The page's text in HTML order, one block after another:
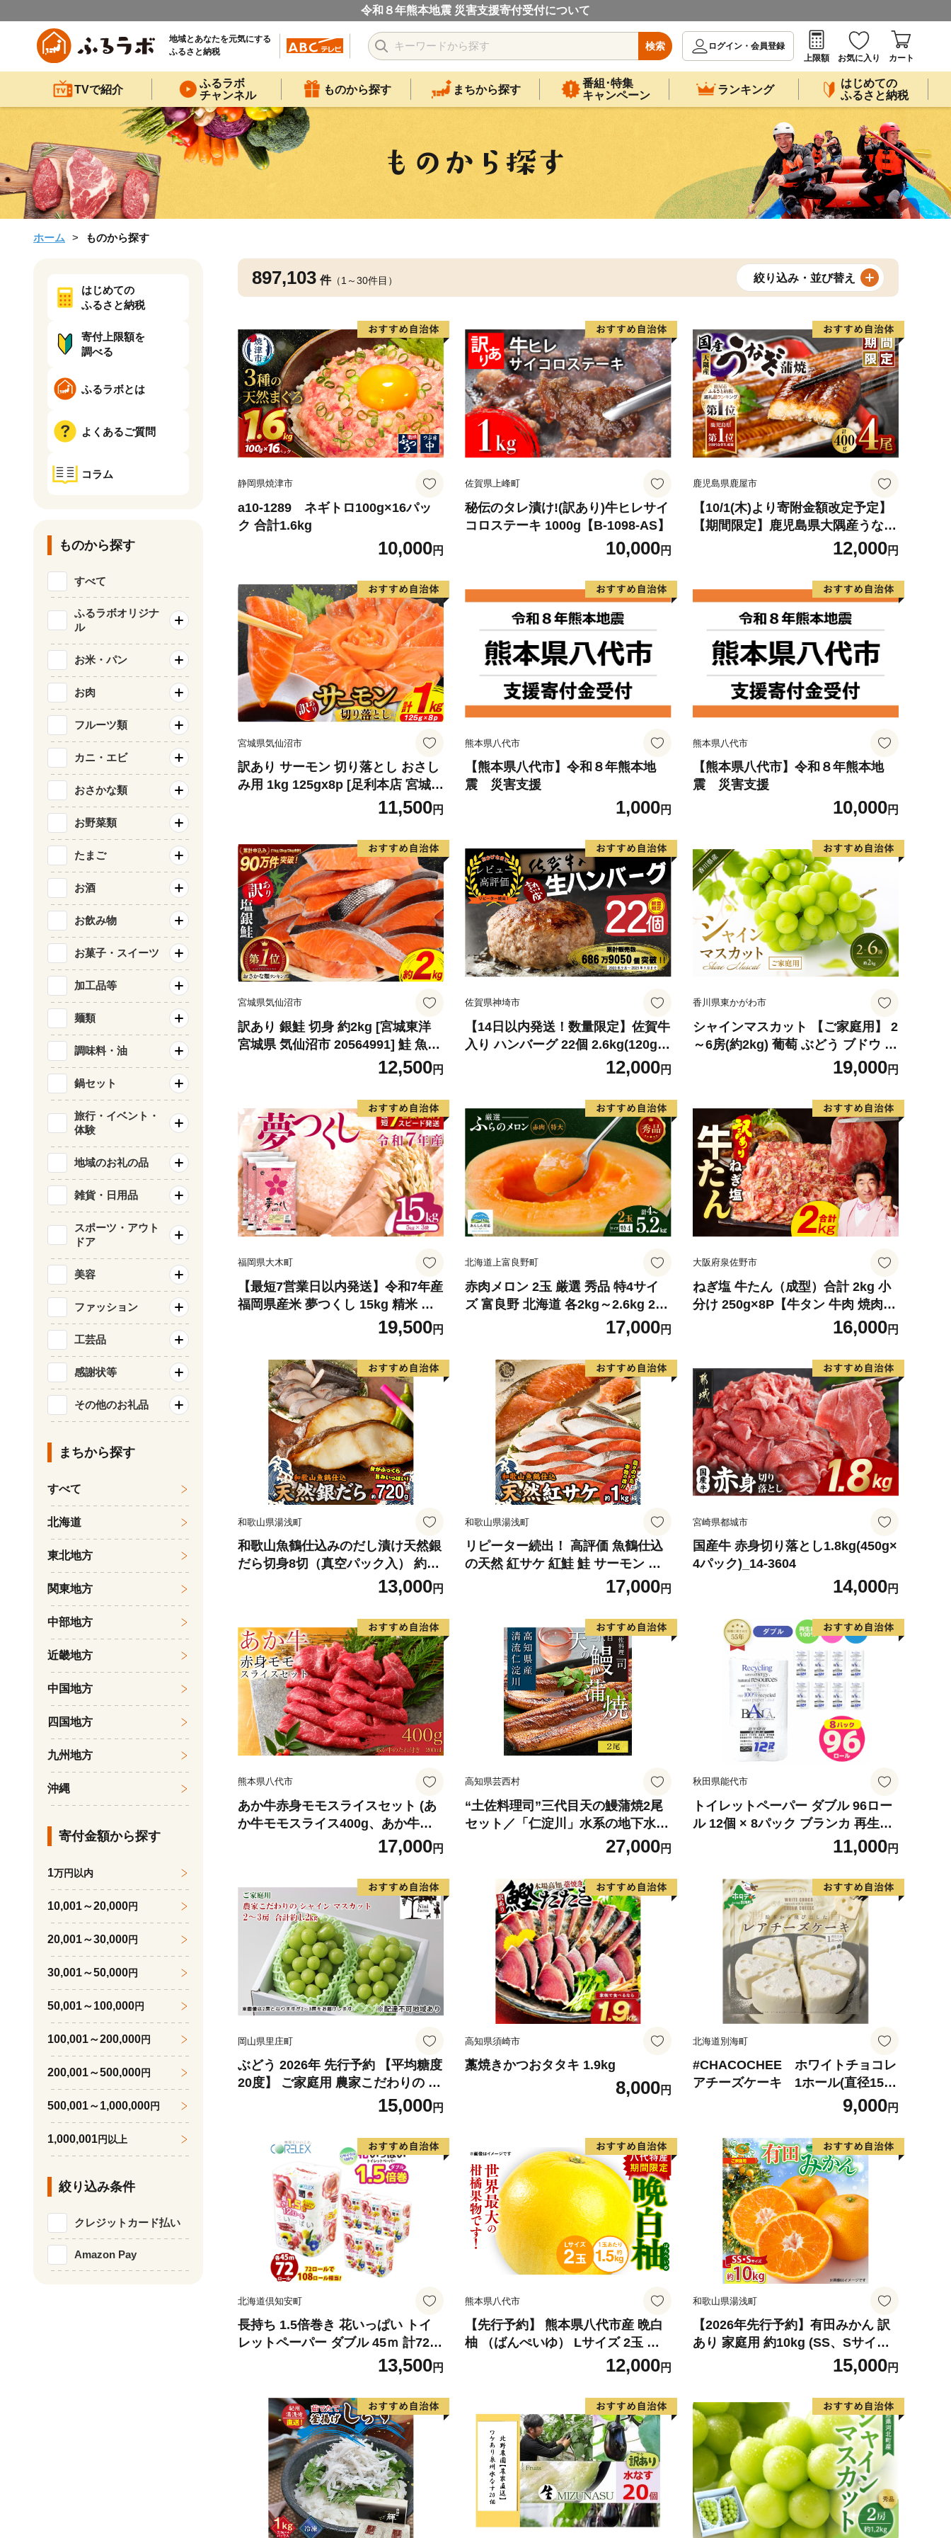
令和８年熊本地震 災害支援寄付受付について
地域とあなたを元気にする
ふるさと納税
検索
ログイン・会員登録
上限額
お気に入り カート
TVで紹介
ふるラボ
チャンネル
ものから探す まちから探す
番組･特集
キャンペーン
ランキング
はじめての
ふるさと納税
ホーム ものから探す
897,103 件（1～30件目） 絞り込み・並び替え
静岡県焼津市
a10-1289 ネギトロ100g×16パッ
ク 合計1.6kg
10,000円
佐賀県上峰町
秘伝のタレ漬け!(訳あり)牛ヒレサイ
コロステーキ 1000g【B-1098-AS】
10,000円
鹿児島県鹿屋市
【10/1(木)より寄附金額改定予定】
【期間限定】鹿児島県大隅産うなぎ
蒲焼4尾（400g） KN007-023
12,000円
宮城県気仙沼市
訳あり サーモン 切り落とし おさし
み用 1kg 125gx8p [足利本店 宮城県
気仙沼市 20564313] 魚 魚介類 鮭 お
刺し身 刺し身 刺身 生 生食 個包装
チリ銀鮭 銀鮭 海鮮 海鮮丼 魚介
11,500円
熊本県八代市
【熊本県八代市】令和８年熊本地
震 災害支援
1,000円
熊本県八代市
【熊本県八代市】令和８年熊本地
震 災害支援
10,000円
宮城県気仙沼市
訳あり 銀鮭 切身 約2kg [宮城東洋
宮城県 気仙沼市 20564991] 鮭 魚介
類 海鮮 訳アリ 規格外 不揃い さけ
サケ 鮭切身 シャケ 切り身 冷凍 家
庭用 おかず 弁当 支援 サーモン 銀
鮭切り身 魚 わけあり
12,500円
佐賀県神埼市
【14日以内発送！数量限定】佐賀牛
入り ハンバーグ 22個 2.6kg(120g×
22個)【佐賀牛 黒毛和牛 ブランド牛
九州 ハンバーグ 牛肉 豚肉 国産 お
弁当 おかず 惣菜 おすすめ 人気】(H
083106)
12,000円
香川県東かがわ市
シャインマスカット 【ご家庭用】 2
～6房(約2kg) 葡萄 ぶどう ブドウ フ
ルーツ 果物 くだもの 果実 旬の果物
旬のフルーツ 香川 香川県 東かがわ
19,000円
福岡県大木町
【最短7営業日以内発送】令和7年産
福岡県産米 夢つくし 15kg 精米 ※
北海道・沖縄・離島は配送不可
19,500円
北海道上富良野町
赤肉メロン 2玉 厳選 秀品 特4サイ
ズ 富良野 北海道 各2kg～2.6kg 2玉
セット ファーム富良野 メロン めろ
ん 果物 くだもの フルーツ デザート
旬の果物 旬のフルーツ
17,000円
大阪府泉佐野市
ねぎ塩 牛たん（成型）合計 2kg 小
分け 250g×8P【牛タン 牛肉 焼肉用
薄切り 訳あり サイズ不揃い】
16,000円
和歌山県湯浅町
和歌山魚鶴仕込みのだし漬け天然銀
だら切身8切（真空パック入） 約72
0g 小分け 独自製法 良質な脂 ふっ
くら 柔らかい 身質 甘み 旨味 白身
魚のトロ 梅酒 北海道南産 真こんぶ
だし漬け 煮付け ムニエル 味噌漬け
鍋物 冷凍 湯浅町 送料無料_G7334
13,000円
和歌山県湯浅町
リピーター続出！ 高評価 魚鶴仕込
の天然 紅サケ 紅鮭 鮭 サーモン 切
身 切り身 約1kg レビュー高評価 小
分け 真空パック 梅酒 真昆布 使用
だし まろやか 天然 鮭 魚 海の幸 海
鮮 魚介 食品 食べ物 おかず お弁当
水産加工品 冷凍 グルメ お取り寄せ
和歌山県 湯浅町 送料無料_G7317
17,000円
宮崎県都城市
国産牛 赤身切り落とし1.8kg(450g×
4パック)_14-3604
14,000円
熊本県八代市
あか牛赤身モモスライスセット (あ
か牛モモスライス400g、あか牛の
17,000円
高知県芸西村
“土佐料理司”三代目天の鰻蒲焼2尾
セット／「仁淀川」水系の地下水使
用 完全無投薬養殖 国産・高知県産
〈高知市共通返礼品〉うなぎ 真空
パック （ウナギう・たれセット）
27,000円
秋田県能代市
トイレットペーパー ダブル 96ロー
ル 12個 × 8パック ブランカ 再生紙
100％ 芯あり 日用品 消耗品 無香料
生活用品 備蓄 秋田県 能代市 送料無
料 《能代製紙》
11,000円
岡山県里庄町
ぶどう 2026年 先行予約 【平均糖度
20度】 ご家庭用 農家こだわりの シ
ャイン マスカット 2～3房 合計約1.
2kg ブドウ 葡萄 岡山県産 国産 フル
ーツ 果物 【 Nini farm 農家 直送 】
15,000円
高知県須崎市
藁焼きかつおタタキ 1.9kg
8,000円
北海道別海町
#CHACOCHEE ホワイトチョコレ
アチーズケーキ 1ホール(直径15c
m)（北海道,別海町,チーズ,ちーず,
チーズケーキ,ふるさと納税）
9,000円
北海道倶知安町
長持ち 1.5倍巻き 花いっぱい トイ
レットペーパー ダブル 45ｍ 計72ロ
ール 全18種 花柄 プリント ハーブ
香り付き 日本製 まとめ買い 防災 常
備品 ペーパー エコ 日用雑貨 消耗品
備蓄 送料無料 北海道 倶知安町 日用
13,500円
熊本県八代市
【先行予約】 熊本県八代市産 晩白
柚 （ばんぺいゆ） Lサイズ 2玉 柑
橘 みかん 果物 くだもの フルーツ
おやつ 特産 熊本県 八代市 【2026
年12月上旬より順次発送】
12,000円
和歌山県湯浅町
【2026年先行予約】有田みかん 訳
あり 家庭用 約10kg (SS、Sサイズ)
みかん 温州みかん フルーツ 柑橘 果
物 果実 ジューシー 人気 国産 食べ
物 和歌山県 湯浅町 送料無料_ZJ60
98
15,000円
はじめての
ふるさと納税
寄付上限額を
調べる
ふるラボとは
よくあるご質問
コラム
ものから探す
すべて
ふるラボオリジナ
ル
お米・パン
お肉
フルーツ類
カニ・エビ
おさかな類
お野菜類
たまご
お酒
お飲み物
お菓子・スイーツ
加工品等
麺類
調味料・油
鍋セット
旅行・イベント・
体験
地域のお礼の品
雑貨・日用品
スポーツ・アウト
ドア
美容
ファッション
工芸品
感謝状等
その他のお礼品
まちから探す
すべて
北海道
東北地方
関東地方
中部地方
近畿地方
中国地方
四国地方
九州地方
沖縄
寄付金額から探す
1万円以内
10,001～20,000円
20,001～30,000円
30,001～50,000円
50,001～100,000円
100,001～200,000円
200,001～500,000円
500,001～1,000,000円
1,000,001円以上
絞り込み条件
クレジットカード払い
Amazon Pay